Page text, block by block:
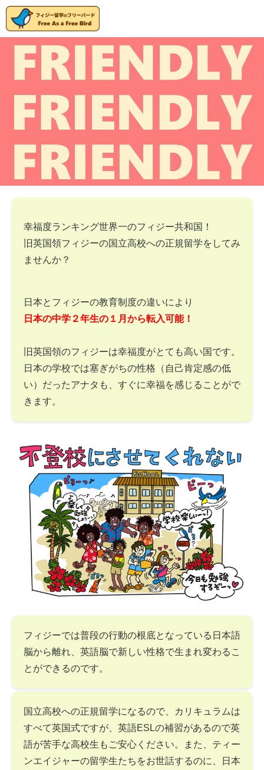
幸福度ランキング世界一のフィジー共和国！
旧英国領フィジーの国立高校への正規留学をしてみ
ませんか？
日本とフィジーの教育制度の違いにより
日本の中学２年生の１月から転入可能！
旧英国領のフィジーは幸福度がとても高い国です。
日本の学校では塞ぎがちの性格（自己肯定感の低
い）だったアナタも、すぐに幸福を感じることがで
きます。
フィジーでは普段の行動の根底となっている日本語
脳から離れ、英語脳で新しい性格で生まれ変わるこ
とができるのです。
国立高校への正規留学になるので、カリキュラムは
すべて英国式ですが、英語ESLの補習があるので英
語が苦手な高校生もご安心ください。また、ティー
ンエイジャーの留学生たちをお世話するのに、日本